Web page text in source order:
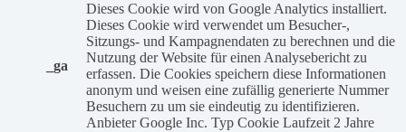
_ga
Dieses Cookie wird von Google Analytics installiert.
Dieses Cookie wird verwendet um Besucher-,
Sitzungs- und Kampagnendaten zu berechnen und die
Nutzung der Website für einen Analysebericht zu
erfassen. Die Cookies speichern diese Informationen
anonym und weisen eine zufällig generierte Nummer
Besuchern zu um sie eindeutig zu identifizieren.
Anbieter Google Inc. Typ Cookie Laufzeit 2 Jahre